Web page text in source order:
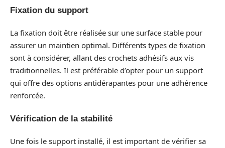
Fixation du support
La fixation doit être réalisée sur une surface stable pour
assurer un maintien optimal. Différents types de fixation
sont à considérer, allant des crochets adhésifs aux vis
traditionnelles. Il est préférable d’opter pour un support
qui offre des options antidérapantes pour une adhérence
renforcée.
Vérification de la stabilité
Une fois le support installé, il est important de vérifier sa